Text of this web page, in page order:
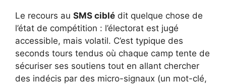
Le recours au SMS ciblé dit quelque chose de
l’état de compétition : l’électorat est jugé
accessible, mais volatil. C’est typique des
seconds tours tendus où chaque camp tente de
sécuriser ses soutiens tout en allant chercher
des indécis par des micro-signaux (un mot-clé,